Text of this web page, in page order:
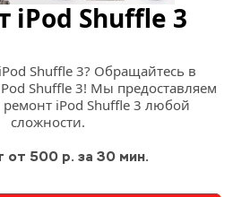
iPod Shuffle 3
Shuffle 3? Обращайтесь в
Shuffle 3! Мы предоставляем
iPod Shuffle 3 любой
сложности.
от 500 р. за 30 мин.